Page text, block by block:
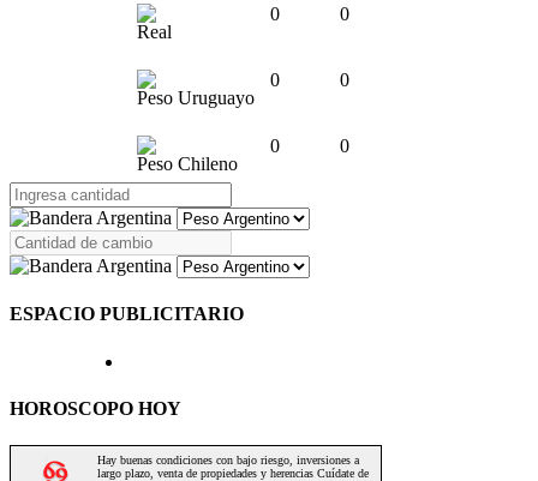
Real
0 0
Peso Uruguayo
0 0
Peso Chileno
0 0
ESPACIO PUBLICITARIO
HOROSCOPO HOY